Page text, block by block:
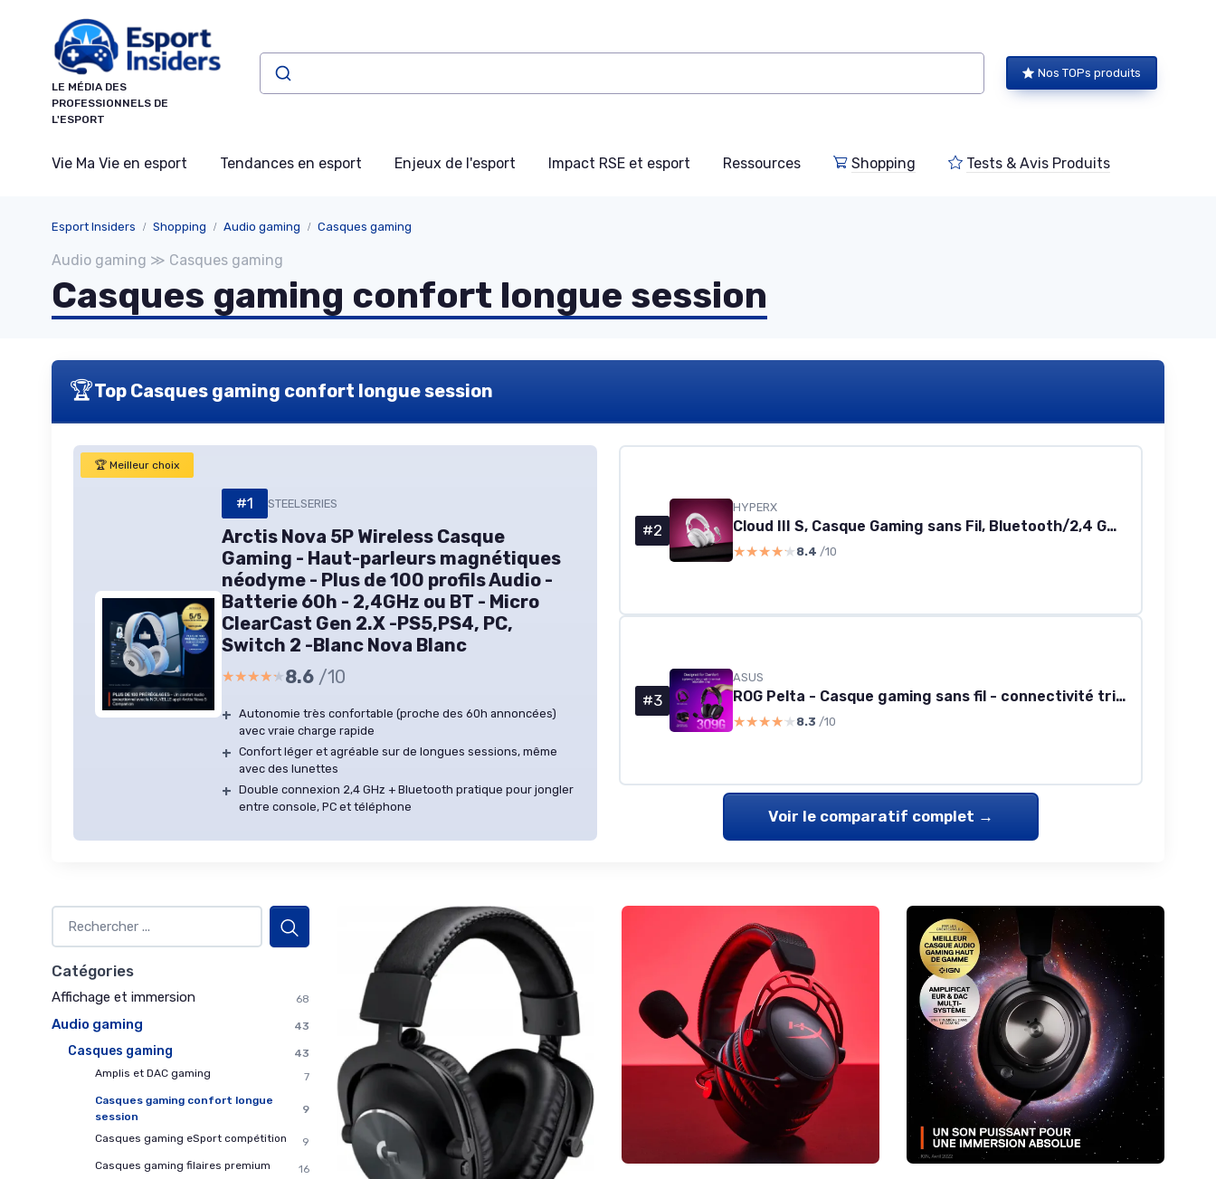
LE MÉDIA DES
PROFESSIONNELS DE
L'ESPORT
Nos TOPs produits
Vie Ma Vie en esport Tendances en esport Enjeux de l'esport Impact RSE et esport Ressources Shopping Tests & Avis Produits
Esport Insiders Shopping Audio gaming Casques gaming
Audio gaming ≫ Casques gaming
Casques gaming confort longue session
🏆Top Casques gaming confort longue session
🏆 Meilleur choix
#1 STEELSERIES
Arctis Nova 5P Wireless Casque
Gaming - Haut-parleurs magnétiques
néodyme - Plus de 100 profils Audio -
Batterie 60h - 2,4GHz ou BT - Micro
ClearCast Gen 2.X -PS5,PS4, PC,
Switch 2 -Blanc Nova Blanc
★★★★★
★★★★★8.6 /10
+ Autonomie très confortable (proche des 60h annoncées)
avec vraie charge rapide
+ Confort léger et agréable sur de longues sessions, même
avec des lunettes
+ Double connexion 2,4 GHz + Bluetooth pratique pour jongler
entre console, PC et téléphone
#2
HYPERX
Cloud III S, Casque Gaming sans Fil, Bluetooth/2,4 GHz, PC/PS5/Xbox, jusqu'à 200h de Batterie, transducteurs 53 mm, DTS, Micro 10 mm, Blanc
★★★★★
★★★★★ 8.4 /10
#3
ASUS
ROG Pelta - Casque gaming sans fil - connectivité tri-mode avec Speednova, membranes de 50mm plaquées en titane, micro à bande ultralarge de 10mm, batterie de 60 heures, conception légère de 309g
★★★★★
★★★★★ 8.3 /10
Voir le comparatif complet →
Catégories
Affichage et immersion 68
Audio gaming 43
Casques gaming
43
Amplis et DAC gaming
7
Casques gaming confort longue
session
9
Casques gaming eSport compétition
9
Casques gaming filaires premium
16